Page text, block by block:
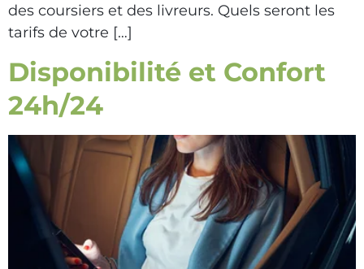
des coursiers et des livreurs. Quels seront les
tarifs de votre […]
Disponibilité et Confort
24h/24